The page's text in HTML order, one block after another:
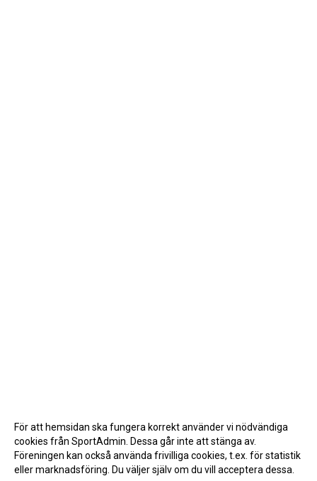
För att hemsidan ska fungera korrekt använder vi nödvändiga
cookies från SportAdmin. Dessa går inte att stänga av.
Föreningen kan också använda frivilliga cookies, t.ex. för statistik
eller marknadsföring. Du väljer själv om du vill acceptera dessa.